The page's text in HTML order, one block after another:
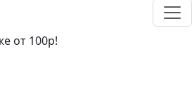
от 100р!